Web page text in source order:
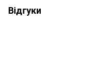
Відгуки